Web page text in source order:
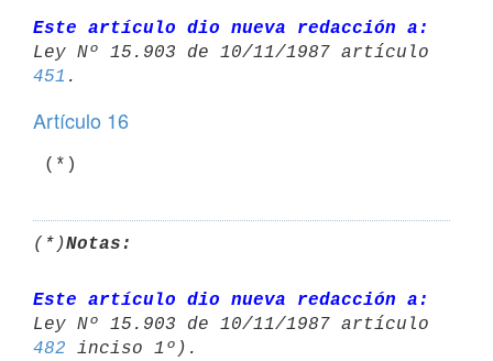
Este artículo dio nueva redacción a:
451
Artículo 16
(*)Notas:
Este artículo dio nueva redacción a:
482